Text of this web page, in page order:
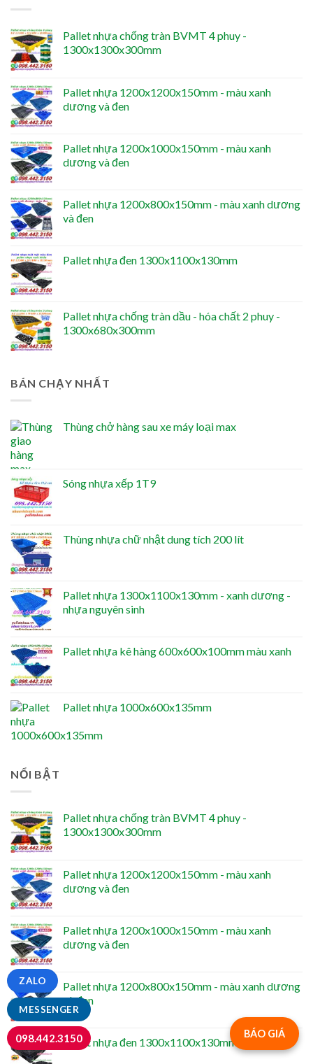
Pallet nhựa chống tràn BVMT 4 phuy -
1300x1300x300mm
Pallet nhựa 1200x1200x150mm - màu xanh
dương và đen
Pallet nhựa 1200x1000x150mm - màu xanh
dương và đen
Pallet nhựa 1200x800x150mm - màu xanh dương
và đen
Pallet nhựa đen 1300x1100x130mm
Pallet nhựa chống tràn dầu - hóa chất 2 phuy -
1300x680x300mm
BÁN CHẠY NHẤT
Thùng chở hàng sau xe máy loại max
Sóng nhựa xếp 1T9
Thùng nhựa chữ nhật dung tích 200 lít
Pallet nhựa 1300x1100x130mm - xanh dương -
nhựa nguyên sinh
Pallet nhựa kê hàng 600x600x100mm màu xanh
Pallet nhựa 1000x600x135mm
NỔI BẬT
Pallet nhựa chống tràn BVMT 4 phuy -
1300x1300x300mm
Pallet nhựa 1200x1200x150mm - màu xanh
dương và đen
Pallet nhựa 1200x1000x150mm - màu xanh
dương và đen
Pallet nhựa 1200x800x150mm - màu xanh dương
và đen
Pallet nhựa đen 1300x1100x130mm
BÁO GIÁ
MESSENGER
ZALO
098.442.3150